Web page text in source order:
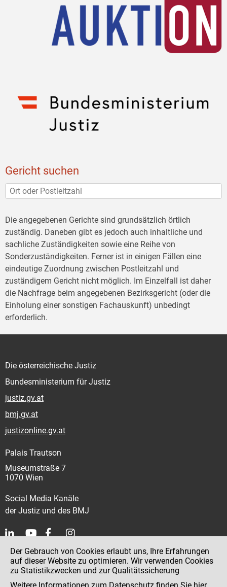
Gericht suchen
Die angegebenen Gerichte sind grundsätzlich örtlich
zuständig. Daneben gibt es jedoch auch inhaltliche und
sachliche Zuständigkeiten sowie eine Reihe von
Sonderzuständigkeiten. Ferner ist in einigen Fällen eine
eindeutige Zuordnung zwischen Postleitzahl und
zuständigem Gericht nicht möglich. Im Einzelfall ist daher
die Nachfrage beim angegebenen Bezirksgericht (oder die
Einholung einer sonstigen Fachauskunft) unbedingt
erforderlich.
Die österreichische Justiz
Bundesministerium für Justiz
justiz.gv.at
bmj.gv.at
justizonline.gv.at
Palais Trautson
Museumstraße 7
1070 Wien
Social Media Kanäle
der Justiz und des BMJ
Kontakt
Impressum
Der Gebrauch von Cookies erlaubt uns, Ihre Erfahrungen
auf dieser Website zu optimieren. Wir verwenden Cookies
zu Statistikzwecken und zur Qualitätssicherung